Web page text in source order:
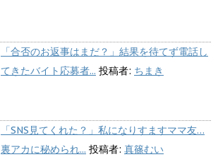
「合否のお返事はまだ？」結果を待てず電話し
てきたバイト応募者... 投稿者: ちまき
「SNS見てくれた？」私になりすますママ友…
裏アカに秘められ... 投稿者: 真篠むい